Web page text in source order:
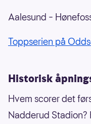
Aalesund –
Toppserien på
Historisk
Hvem scorer det
Nadderud Stadion?